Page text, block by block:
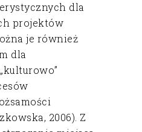
dla
projektów
je również
dla
2006). Z